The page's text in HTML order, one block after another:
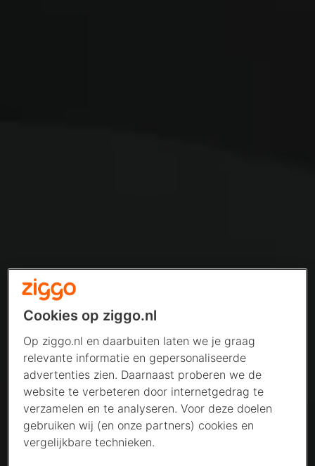
Cookies op ziggo.nl
Op ziggo.nl en daarbuiten laten we je graag
relevante informatie en gepersonaliseerde
advertenties zien. Daarnaast proberen we de
website te verbeteren door internetgedrag te
verzamelen en te analyseren. Voor deze doelen
gebruiken wij (en onze partners) cookies en
vergelijkbare technieken.